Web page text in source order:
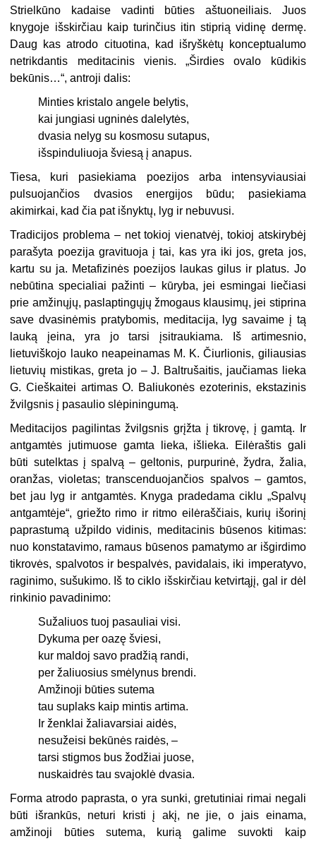
Strielkūno kadaise vadinti būties aštuoneiliais. Juos
knygoje išskirčiau kaip turinčius itin stiprią vidinę dermę.
Daug kas atrodo cituotina, kad išryškėtų konceptualumo
netrikdantis meditacinis vienis. „Širdies ovalo kūdikis
bekūnis…“, antroji dalis:
Minties kristalo angele belytis,
kai jungiasi ugninės dalelytės,
dvasia nelyg su kosmosu sutapus,
išspinduliuoja šviesą į anapus.
Tiesa, kuri pasiekiama poezijos arba intensyviausiai
pulsuojančios dvasios energijos būdu; pasiekiama
akimirkai, kad čia pat išnyktų, lyg ir nebuvusi.
Tradicijos problema – net tokioj vienatvėj, tokioj atskirybėj
parašyta poezija gravituoja į tai, kas yra iki jos, greta jos,
kartu su ja. Metafizinės poezijos laukas gilus ir platus. Jo
nebūtina specialiai pažinti – kūryba, jei esmingai liečiasi
prie amžinųjų, paslaptingųjų žmogaus klausimų, jei stiprina
save dvasinėmis pratybomis, meditacija, lyg savaime į tą
lauką įeina, yra jo tarsi įsitraukiama. Iš artimesnio,
lietuviškojo lauko neapeinamas M. K. Čiurlionis, giliausias
lietuvių mistikas, greta jo – J. Baltrušaitis, jaučiamas lieka
G. Cieškaitei artimas O. Baliukonės ezoterinis, ekstazinis
žvilgsnis į pasaulio slėpiningumą.
Meditacijos pagilintas žvilgsnis grįžta į tikrovę, į gamtą. Ir
antgamtės jutimuose gamta lieka, išlieka. Eilėraštis gali
būti sutelktas į spalvą – geltonis, purpurinė, žydra, žalia,
oranžas, violetas; transcenduojančios spalvos – gamtos,
bet jau lyg ir antgamtės. Knyga pradedama ciklu „Spalvų
antgamtėje“, griežto rimo ir ritmo eilėraščiais, kurių išorinį
paprastumą užpildo vidinis, meditacinis būsenos kitimas:
nuo konstatavimo, ramaus būsenos pamatymo ar išgirdimo
tikrovės, spalvotos ir bespalvės, pavidalais, iki imperatyvo,
raginimo, sušukimo. Iš to ciklo išskirčiau ketvirtąjį, gal ir dėl
rinkinio pavadinimo:
Sužaliuos tuoj pasauliai visi.
Dykuma per oazę šviesi,
kur maldoj savo pradžią randi,
per žaliuosius smėlynus brendi.
Amžinoji būties sutema
tau suplaks kaip mintis artima.
Ir ženklai žaliavarsiai aidės,
nesužeisi bekūnės raidės, –
tarsi stigmos bus žodžiai juose,
nuskaidrės tau svajoklė dvasia.
Forma atrodo paprasta, o yra sunki, gretutiniai rimai negali
būti išrankūs, neturi kristi į akį, ne jie, o jais einama,
amžinoji būties sutema, kurią galime suvokti kaip